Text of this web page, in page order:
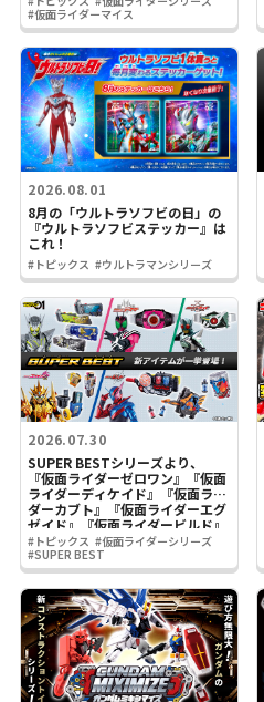
#仮面ライダーマイス
2026.08.01
8月の「ウルトラソフビの日」の
『ウルトラソフビステッカー』は
これ！
#トピックス #ウルトラマンシリーズ
2026.07.30
SUPER BESTシリーズより、
『仮面ライダーゼロワン』『仮面
ライダーディケイド』『仮面ライ
ダーカブト』『仮面ライダーエグ
ゼイド』『仮面ライダービルド』
関連アイテムが登場！
#トピックス #仮面ライダーシリーズ
#SUPER BEST